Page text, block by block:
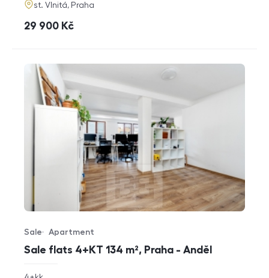
adresa
st. Vlnitá, Praha
cena
29 900 Kč
Sale flats 4+KT 134 m², Praha - Anděl
Offer type
Sale
Property type
Apartment